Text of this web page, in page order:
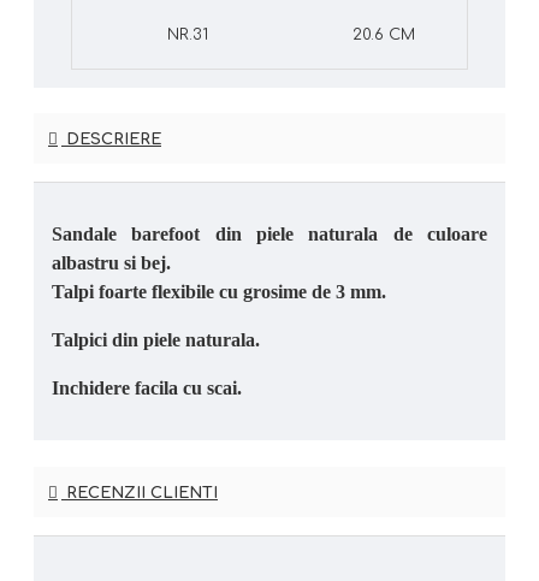
NR.31 20.6 CM
DESCRIERE
Sandale barefoot din piele naturala de culoare
albastru si bej.
Talpi foarte flexibile cu grosime de 3 mm.
Talpici din piele naturala.
Inchidere facila cu scai.
RECENZII CLIENTI